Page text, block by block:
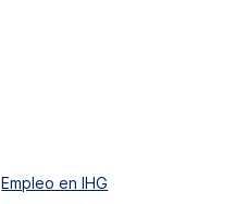
Empleo en IHG